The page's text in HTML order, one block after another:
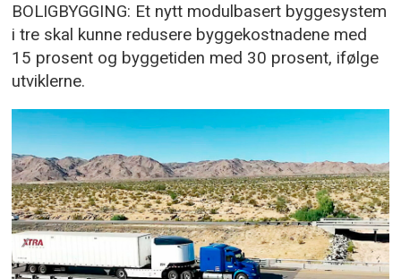
BOLIGBYGGING: Et nytt modulbasert byggesystem
i tre skal kunne redusere byggekostnadene med
15 prosent og byggetiden med 30 prosent, ifølge
utviklerne.